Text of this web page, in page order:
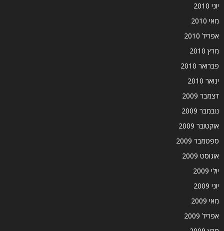
יוני 2010
מאי 2010
אפריל 2010
מרץ 2010
פברואר 2010
ינואר 2010
דצמבר 2009
נובמבר 2009
אוקטובר 2009
ספטמבר 2009
אוגוסט 2009
יולי 2009
יוני 2009
מאי 2009
אפריל 2009